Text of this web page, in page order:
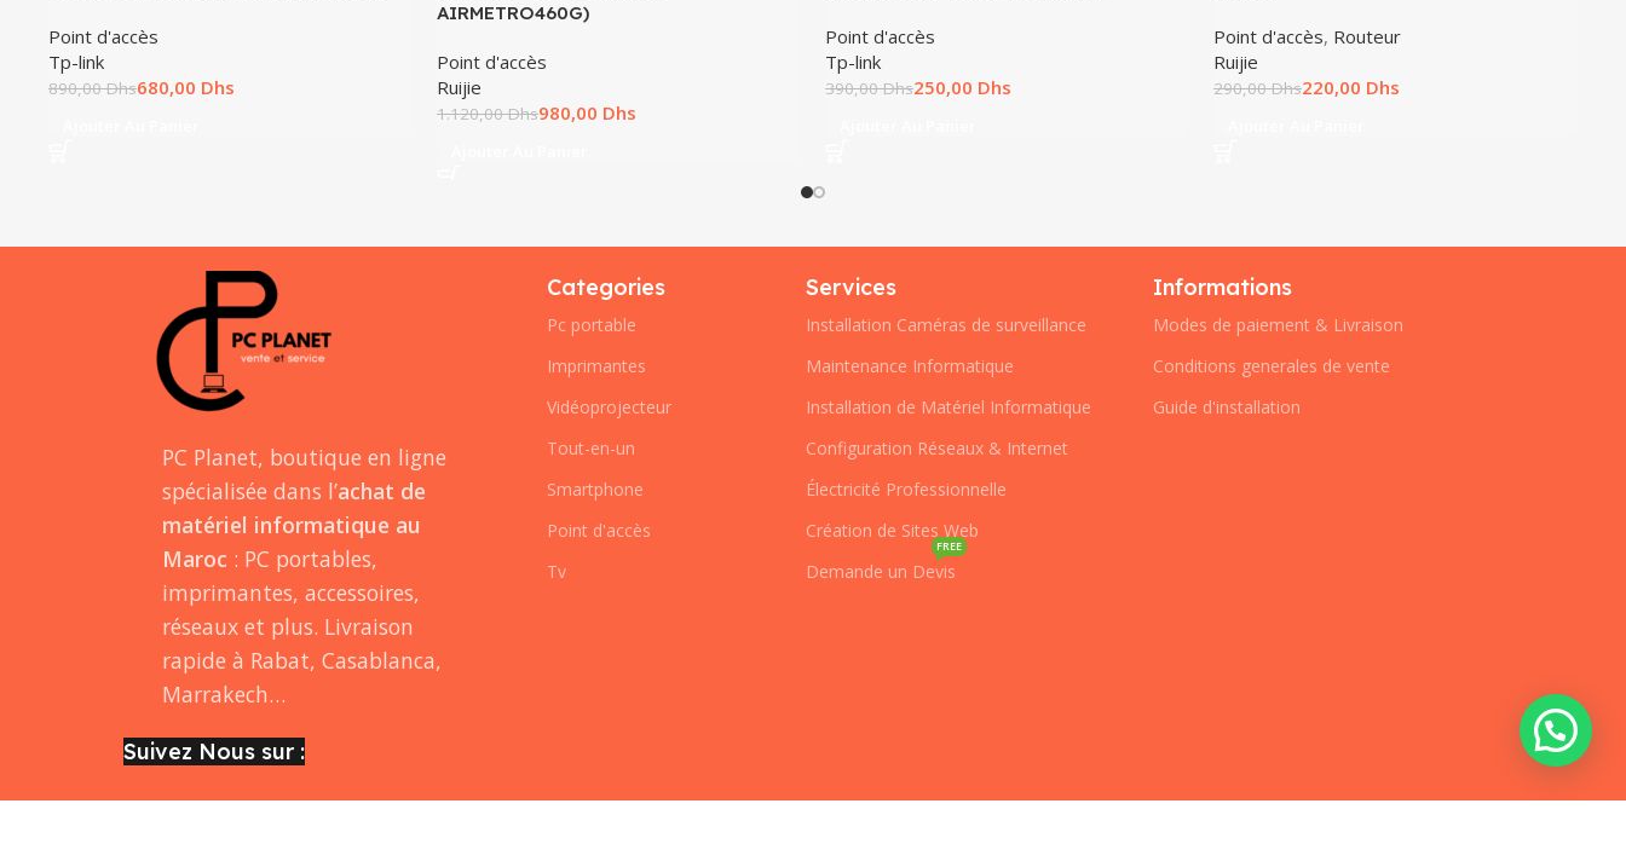
Point d'accès
Tp-link
890,00Dhs680,00 Dhs
AIRMETRO460G)
Point d'accès
Ruijie
1.120,00Dhs980,00 Dhs
Point d'accès
Tp-link
390,00Dhs250,00 Dhs
Point d'accès, Routeur
Ruijie
290,00Dhs220,00 Dhs
PC Planet, boutique en ligne
spécialisée dans l’achat de
matériel informatique au
Maroc : PC portables,
imprimantes, accessoires,
réseaux et plus. Livraison
rapide à Rabat, Casablanca,
Marrakech…
Suivez Nous sur :
Categories
Pc portable
Imprimantes
Vidéoprojecteur
Tout-en-un
Smartphone
Point d'accès
Tv
Services
Installation Caméras de surveillance
Maintenance Informatique
Installation de Matériel Informatique
Configuration Réseaux & Internet
Électricité Professionnelle
Création de Sites Web
Demande un Devis
FREE
Informations
Modes de paiement & Livraison
Conditions generales de vente
Guide d'installation